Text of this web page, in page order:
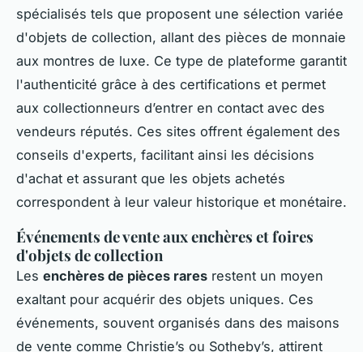
spécialisés tels que proposent une sélection variée
d'objets de collection, allant des pièces de monnaie
aux montres de luxe. Ce type de plateforme garantit
l'authenticité grâce à des certifications et permet
aux collectionneurs d’entrer en contact avec des
vendeurs réputés. Ces sites offrent également des
conseils d'experts, facilitant ainsi les décisions
d'achat et assurant que les objets achetés
correspondent à leur valeur historique et monétaire.
Événements de vente aux enchères et foires
d'objets de collection
Les enchères de pièces rares restent un moyen
exaltant pour acquérir des objets uniques. Ces
événements, souvent organisés dans des maisons
de vente comme Christie’s ou Sotheby’s, attirent